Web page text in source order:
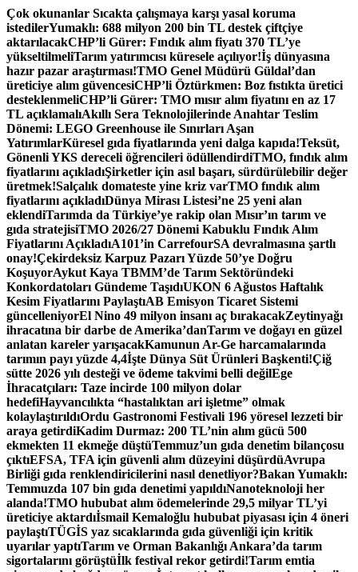
İçeriğe
atla
Çok okunanlar Sıcakta çalışmaya karşı yasal koruma
istedilerYumaklı: 688 milyon 200 bin TL destek çiftçiye
aktarılacakCHP’li Gürer: Fındık alım fiyatı 370 TL’ye
yükseltilmeliTarım yatırımcısı küresele açılıyor!İş dünyasına
hazır pazar araştırması!TMO Genel Müdürü Güldal’dan
üreticiye alım güvencesiCHP’li Öztürkmen: Boz fıstıkta üretici
desteklenmeliCHP’li Gürer: TMO mısır alım fiyatını en az 17
TL açıklamalıAkıllı Sera Teknolojilerinde Anahtar Teslim
Dönemi: LEGO Greenhouse ile Sınırları Aşan
YatırımlarKüresel gıda fiyatlarında yeni dalga kapıda!Teksüt,
Gönenli YKS dereceli öğrencileri ödüllendirdiTMO, fındık alım
fiyatlarını açıkladıŞirketler için asıl başarı, sürdürülebilir değer
üretmek!Salçalık domateste yine kriz varTMO fındık alım
fiyatlarını açıkladıDünya Mirası Listesi’ne 25 yeni alan
eklendiTarımda da Türkiye’ye rakip olan Mısır’ın tarım ve
gıda stratejisiTMO 2026/27 Dönemi Kabuklu Fındık Alım
Fiyatlarını AçıkladıA101’in CarrefourSA devralmasına şartlı
onay!Çekirdeksiz Karpuz Pazarı Yüzde 50’ye Doğru
KoşuyorAykut Kaya TBMM’de Tarım Sektöründeki
Konkordatoları Gündeme TaşıdıUKON 6 Ağustos Haftalık
Kesim Fiyatlarını PaylaştıAB Emisyon Ticaret Sistemi
güncelleniyorEl Nino 49 milyon insanı aç bırakacakZeytinyağı
ihracatına bir darbe de Amerika’danTarım ve doğayı en güzel
anlatan kareler yarışacakKamunun Ar-Ge harcamalarında
tarımın payı yüzde 4,4İşte Dünya Süt Ürünleri Başkenti!Çiğ
sütte 2026 yılı desteği ve ödeme takvimi belli değilEge
İhracatçıları: Taze incirde 100 milyon dolar
hedefiHayvancılıkta “hastalıktan ari işletme” olmak
kolaylaştırıldıOrdu Gastronomi Festivali 196 yöresel lezzeti bir
araya getirdiKadim Durmaz: 200 TL’nin alım gücü 500
ekmekten 11 ekmeğe düştüTemmuz’un gıda denetim bilançosu
çıktıEFSA, TFA için güvenli alım düzeyini düşürdüAvrupa
Birliği gıda renklendiricilerini nasıl denetliyor?Bakan Yumaklı:
Temmuzda 107 bin gıda denetimi yapıldıNanoteknoloji her
alanda!TMO hububat alım ödemelerinde 29,5 milyar TL’yi
üreticiye aktardıİsmail Kemaloğlu hububat piyasası için 4 öneri
paylaştıTÜGİS yaz sıcaklarında gıda güvenliği için kritik
uyarılar yaptıTarım ve Orman Bakanlığı Ankara’da tarım
sigortalarını görüştüİlk festival rekor getirdi!Tarım emtia